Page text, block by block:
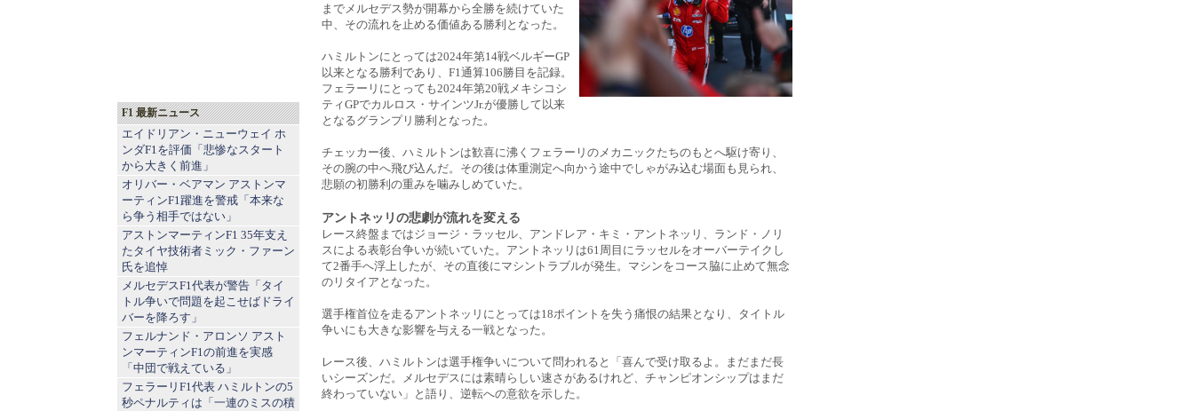
までメルセデス勢が開幕から全勝を続けていた
中、その流れを止める価値ある勝利となった。
ハミルトンにとっては2024年第14戦ベルギーGP
以来となる勝利であり、F1通算106勝目を記録。
フェラーリにとっても2024年第20戦メキシコシ
ティGPでカルロス・サインツJr.が優勝して以来
となるグランプリ勝利となった。
チェッカー後、ハミルトンは歓喜に沸くフェラーリのメカニックたちのもとへ駆け寄り、
その腕の中へ飛び込んだ。その後は体重測定へ向かう途中でしゃがみ込む場面も見られ、
悲願の初勝利の重みを噛みしめていた。
アントネッリの悲劇が流れを変える
レース終盤まではジョージ・ラッセル、アンドレア・キミ・アントネッリ、ランド・ノリ
スによる表彰台争いが続いていた。アントネッリは61周目にラッセルをオーバーテイクし
て2番手へ浮上したが、その直後にマシントラブルが発生。マシンをコース脇に止めて無念
のリタイアとなった。
選手権首位を走るアントネッリにとっては18ポイントを失う痛恨の結果となり、タイトル
争いにも大きな影響を与える一戦となった。
レース後、ハミルトンは選手権争いについて問われると「喜んで受け取るよ。まだまだ長
いシーズンだ。メルセデスには素晴らしい速さがあるけれど、チャンピオンシップはまだ
終わっていない」と語り、逆転への意欲を示した。
F1 最新ニュース
エイドリアン・ニューウェイ ホ
ンダF1を評価「悲惨なスタート
から大きく前進」
オリバー・ベアマン アストンマ
ーティンF1躍進を警戒「本来な
ら争う相手ではない」
アストンマーティンF1 35年支え
たタイヤ技術者ミック・ファーン
氏を追悼
メルセデスF1代表が警告「タイ
トル争いで問題を起こせばドライ
バーを降ろす」
フェルナンド・アロンソ アスト
ンマーティンF1の前進を実感
「中団で戦えている」
フェラーリF1代表 ハミルトンの5
秒ペナルティは「一連のミスの積